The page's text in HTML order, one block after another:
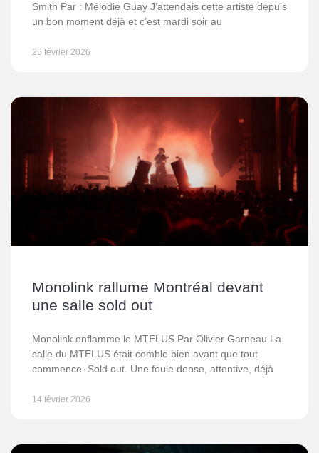
Smith Par : Mélodie Guay J’attendais cette artiste depuis
un bon moment déjà et c’est mardi soir au
25 février 2026
Monolink rallume Montréal devant
une salle sold out
Monolink enflamme le MTELUS Par Olivier Garneau La
salle du MTELUS était comble bien avant que tout
commence. Sold out. Une foule dense, attentive, déjà
14 février 2026